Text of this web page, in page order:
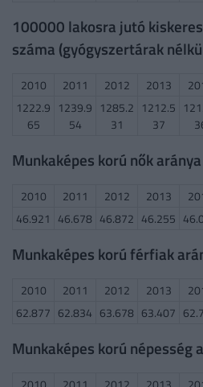
100000 lakosra jutó
száma (gyógyszertárak
2010 2011 2012 2013
1222.9
65
1239.9
54
1285.2
31
1212.5
37
Munkaképes korú nők aránya
2010 2011 2012 2013
46.921 46.678 46.872 46.255
Munkaképes korú férfiak
2010 2011 2012 2013
62.877 62.834 63.678 63.407
Munkaképes korú népesség